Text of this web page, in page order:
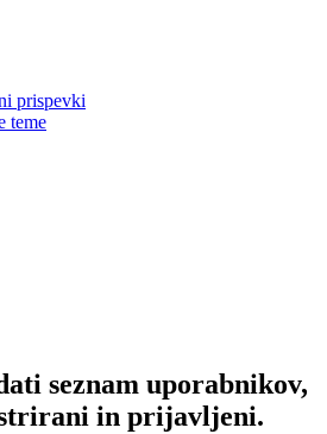
prispevki
teme
seznam uporabnikov,
in prijavljeni.